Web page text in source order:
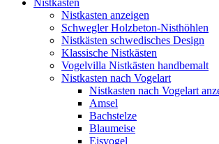
Nistkasten
Nistkasten anzeigen
Schwegler Holzbeton-Nisthöhlen
Nistkästen schwedisches Design
Klassische Nistkästen
Vogelvilla Nistkästen handbemalt
Nistkasten nach Vogelart
Nistkasten nach Vogelart
Amsel
Bachstelze
Blaumeise
Eisvogel